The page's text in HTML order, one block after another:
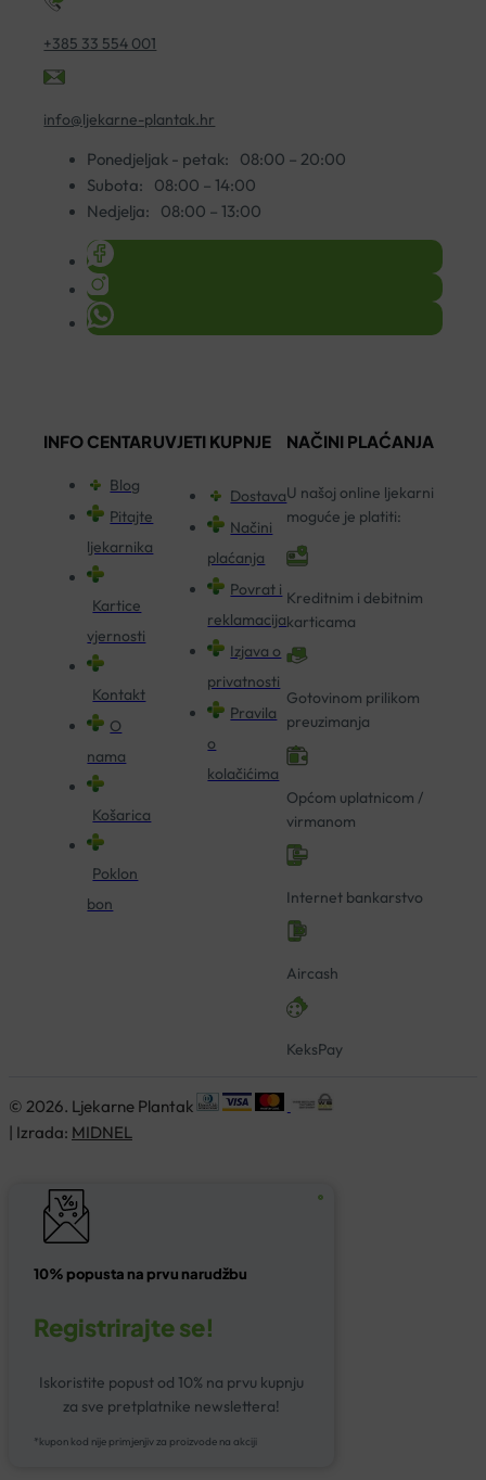
+385 33 554 001
info@ljekarne-plantak.hr
Ponedjeljak - petak:
08:00 – 20:00
Subota:
08:00 – 14:00
Nedjelja:
08:00 – 13:00
INFO CENTAR
Blog
Pitajte
ljekarnika
Kartice
vjernosti
Kontakt
O
nama
Košarica
Poklon
bon
UVJETI KUPNJE
Dostava
Načini
plaćanja
Povrat i
reklamacija
Izjava o
privatnosti
Pravila
o
kolačićima
NAČINI PLAĆANJA
U našoj online ljekarni
moguće je platiti:
Kreditnim i debitnim
karticama
Gotovinom prilikom
preuzimanja
Općom uplatnicom /
virmanom
Internet bankarstvo
Aircash
KeksPay
© 2026. Ljekarne Plantak
| Izrada: MIDNEL
10% popusta na prvu narudžbu
Registrirajte se!
Iskoristite popust od 10% na prvu kupnju
za sve pretplatnike newslettera!
*kupon kod nije primjenjiv za proizvode na akciji